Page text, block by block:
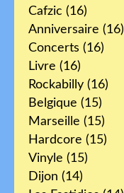
Cafzic (16)
Anniversaire (16)
Concerts (16)
Livre (16)
Rockabilly (16)
Belgique (15)
Marseille (15)
Hardcore (15)
Vinyle (15)
Dijon (14)